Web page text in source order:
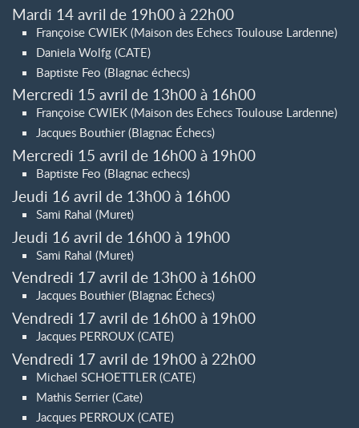
Mardi 14 avril de 19h00 à 22h00
Françoise CWIEK (Maison des Echecs Toulouse Lardenne)
Daniela Wolfg (CATE)
Baptiste Feo (Blagnac échecs)
Mercredi 15 avril de 13h00 à 16h00
Françoise CWIEK (Maison des Echecs Toulouse Lardenne)
Jacques Bouthier (Blagnac Échecs)
Mercredi 15 avril de 16h00 à 19h00
Baptiste Feo (Blagnac echecs)
Jeudi 16 avril de 13h00 à 16h00
Sami Rahal (Muret)
Jeudi 16 avril de 16h00 à 19h00
Sami Rahal (Muret)
Vendredi 17 avril de 13h00 à 16h00
Jacques Bouthier (Blagnac Échecs)
Vendredi 17 avril de 16h00 à 19h00
Jacques PERROUX (CATE)
Vendredi 17 avril de 19h00 à 22h00
Michael SCHOETTLER (CATE)
Mathis Serrier (Cate)
Jacques PERROUX (CATE)